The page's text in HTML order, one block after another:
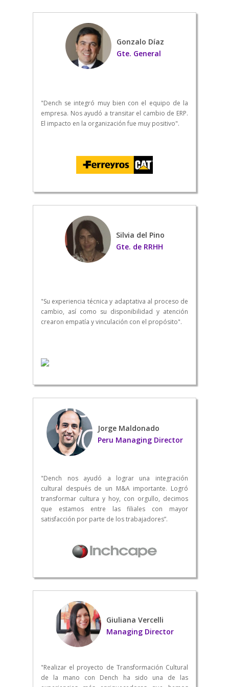
Gonzalo Díaz
Gte. General
"Dench se integró muy bien con el equipo de la
empresa. Nos ayudó a transitar el cambio de ERP.
El impacto en la organización fue muy positivo".
Silvia del Pino
Gte. de RRHH
"Su experiencia técnica y adaptativa al proceso de
cambio, así como su disponibilidad y atención
crearon empatía y vinculación con el propósito".
Jorge Maldonado
Peru Managing Director
"Dench nos ayudó a lograr una integración
cultural después de un M&A importante. Logró
transformar cultura y hoy, con orgullo, decimos
que estamos entre las filiales con mayor
satisfacción por parte de los trabajadores”.
Giuliana Vercelli
Managing Director
"Realizar el proyecto de Transformación Cultural
de la mano con Dench ha sido una de las